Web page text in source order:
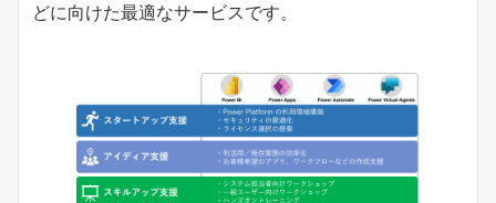
どに向けた最適なサービスです。